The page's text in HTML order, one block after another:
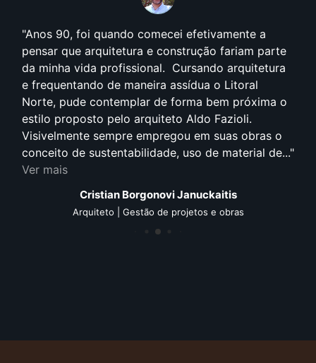
Anos 90, foi quando comecei efetivamente a
pensar que arquitetura e construção fariam parte
da minha vida profissional. Cursando arquitetura
e frequentando de maneira assídua o Litoral
Norte, pude contemplar de forma bem próxima o
estilo proposto pelo arquiteto Aldo Fazioli.
Visivelmente sempre empregou em suas obras o
conceito de sustentabilidade, uso de material de...
Ver mais
Cristian Borgonovi Januckaitis
Arquiteto | Gestão de projetos e obras